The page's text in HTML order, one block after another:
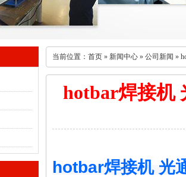
当前位置： 首页 » 新闻中心 » 公司新闻 »
hotbar焊接机
hotbar焊接机 光